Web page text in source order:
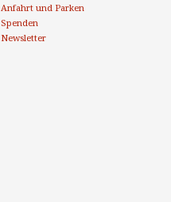
Anfahrt und Parken
Spenden
Newsletter